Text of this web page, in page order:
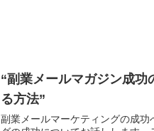
“副業メールマガジン成
る方法”
副業メールマーケティングの成